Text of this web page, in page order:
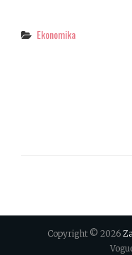
Categories
Ekonomika
Copyright © 2026